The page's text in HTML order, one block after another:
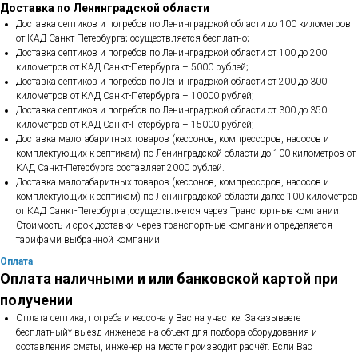
Доставка по Ленинградской области
Доставка септиков и погребов по Ленинградской области до 100 километров
от КАД Санкт-Петербурга; осуществляется бесплатно;
Доставка септиков и погребов по Ленинградской области от 100 до 200
километров от КАД Санкт-Петербурга – 5000 рублей;
Доставка септиков и погребов по Ленинградской области от 200 до 300
километров от КАД Санкт-Петербурга – 10000 рублей;
Доставка септиков и погребов по Ленинградской области от 300 до 350
километров от КАД Санкт-Петербурга – 15000 рублей;
Доставка малогабаритных товаров (кессонов, компрессоров, насосов и
комплектующих к септикам) по Ленинградской области до 100 километров от
КАД Санкт-Петербурга составляет 2000 рублей.
Доставка малогабаритных товаров (кессонов, компрессоров, насосов и
комплектующих к септикам) по Ленинградской области далее 100 километров
от КАД Санкт-Петербурга ;осуществляется через Транспортные компании.
Стоимость и срок доставки через транспортные компании определяется
тарифами выбранной компании
Оплата
Оплата наличными и или банковской картой при
получении
Оплата септика, погреба и кессона у Вас на участке. Заказываете
бесплатный* выезд инженера на объект для подбора оборудования и
составления сметы, инженер на месте производит расчёт. Если Вас